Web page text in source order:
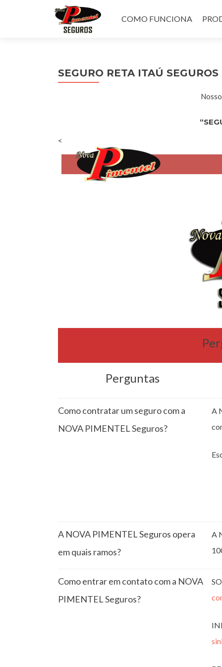
para
COMO FUNCIONA
SEGURO RETA ITAÚ SEGUROS
<
Perguntas
Como contratar um seguro com a
NOVA PIMENTEL Seguros?
A
A NOVA PIMENTEL Seguros opera
em quais ramos?
A
Como entrar em contato com a NOVA
PIMENTEL Seguros?